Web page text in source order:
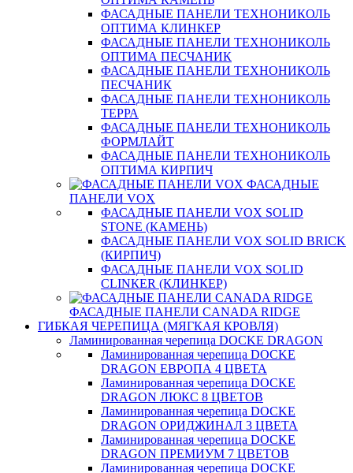
ФАСАДНЫЕ ПАНЕЛИ ТЕХНОНИКОЛЬ
ОПТИМА КЛИНКЕР
ФАСАДНЫЕ ПАНЕЛИ ТЕХНОНИКОЛЬ
ОПТИМА ПЕСЧАНИК
ФАСАДНЫЕ ПАНЕЛИ ТЕХНОНИКОЛЬ
ПЕСЧАНИК
ФАСАДНЫЕ ПАНЕЛИ ТЕХНОНИКОЛЬ
ТЕРРА
ФАСАДНЫЕ ПАНЕЛИ ТЕХНОНИКОЛЬ
ФОРМЛАЙТ
ФАСАДНЫЕ ПАНЕЛИ ТЕХНОНИКОЛЬ
ОПТИМА КИРПИЧ
ФАСАДНЫЕ
ПАНЕЛИ VOX
ФАСАДНЫЕ ПАНЕЛИ VOX SOLID
STONE (КАМЕНЬ)
ФАСАДНЫЕ ПАНЕЛИ VOX SOLID BRICK
(КИРПИЧ)
ФАСАДНЫЕ ПАНЕЛИ VOX SOLID
CLINКER (КЛИНКЕР)
ФАСАДНЫЕ ПАНЕЛИ CANADA RIDGE
ГИБКАЯ ЧЕРЕПИЦА (МЯГКАЯ КРОВЛЯ)
Ламинированная черепица DOCKE DRAGON
Ламинированная черепица DOCKE
DRAGON ЕВРОПА 4 ЦВЕТА
Ламинированная черепица DOCKE
DRAGON ЛЮКС 8 ЦВЕТОВ
Ламинированная черепица DOCKE
DRAGON ОРИДЖИНАЛ 3 ЦВЕТА
Ламинированная черепица DOCKE
DRAGON ПРЕМИУМ 7 ЦВЕТОВ
Ламинированная черепица DOCKE